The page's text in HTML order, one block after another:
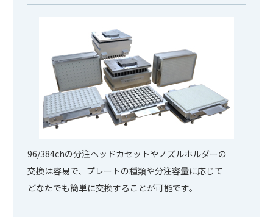
96/384chの分注ヘッドカセットやノズルホルダーの
交換は容易で、プレートの種類や分注容量に応じて
どなたでも簡単に交換することが可能です。